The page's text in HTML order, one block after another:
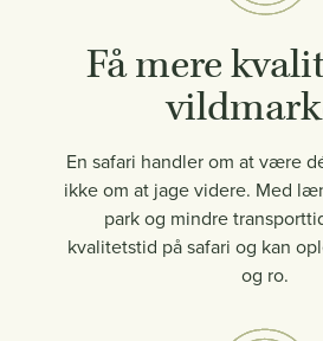
Få mere
En safari handler om at være
ikke om at jage videre. Med
park og mindre
kvalitetstid på safari og kan
og ro.